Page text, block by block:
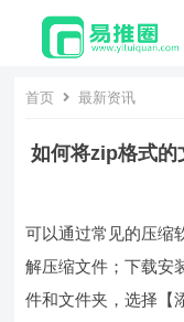
首页 最新资讯
如何将zip格式
可以通过常见的压缩
解压缩文件；下载安
件和文件夹，选择【